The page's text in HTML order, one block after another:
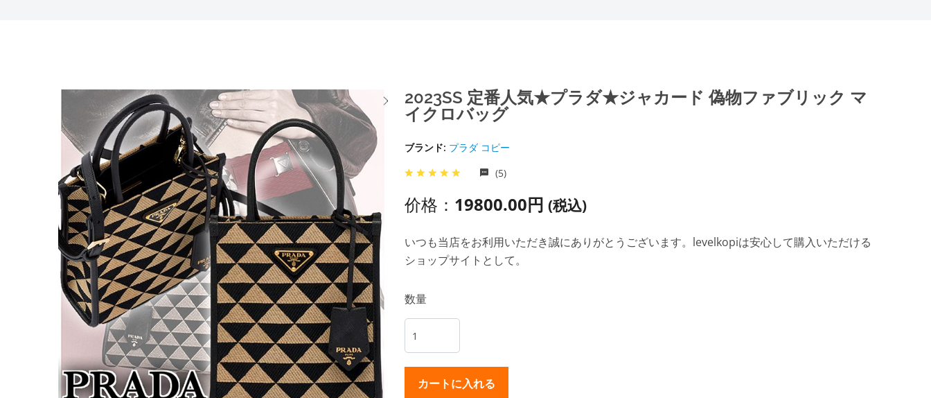
2023SS 定番人気★プラダ★ジャカード 偽物ファブリック マ
イクロバッグ
ブランド: プラダ コピー
(5)
价格： 19800.00円 (税込)
いつも当店をお利用いただき誠にありがとうございます。levelkopiは安心して購入いただける
ショップサイトとして。
数量